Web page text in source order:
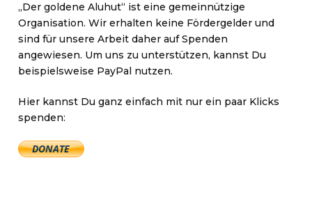
„Der goldene Aluhut“ ist eine gemeinnützige
Organisation. Wir erhalten keine Fördergelder und
sind für unsere Arbeit daher auf Spenden
angewiesen. Um uns zu unterstützen, kannst Du
beispielsweise PayPal nutzen.
Hier kannst Du ganz einfach mit nur ein paar Klicks
spenden: